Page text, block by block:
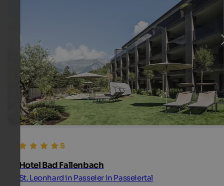
Hotel Bad Fallenbach
St. Leonhard in Passeier in Passeiertal